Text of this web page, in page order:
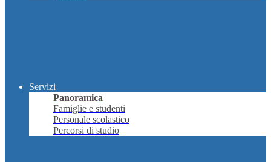
Servizi
Panoramica
Famiglie e studenti
Personale scolastico
Percorsi di studio